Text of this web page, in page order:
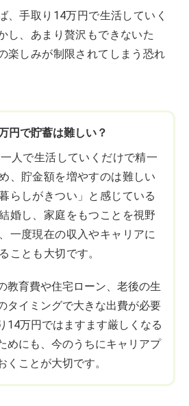
、手取り14万円で生活していく
し、あまり贅沢もできないた
楽しみが制限されてしまう恐れ
円で貯蓄は難しい？
人で生活していくだけで精一
、貯金額を増やすのは難しい
らしがきつい」と感じている
婚し、家庭をもつことを視野
一度現在の収入やキャリアに
ことも大切です。
教育費や住宅ローン、老後の生
タイミングで大きな出費が必要
14万円ではますます厳しくなる
めにも、今のうちにキャリアプ
くことが大切です。